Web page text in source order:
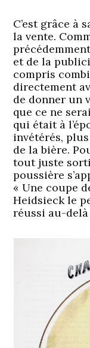
C’est grâce à
la vente.
et de la
compris
directement
de donner un
que ce ne
qui était à
invétérés,
de la bière.
tout juste
poussière
« Une coupe
Heidsieck le
réussi au-delà